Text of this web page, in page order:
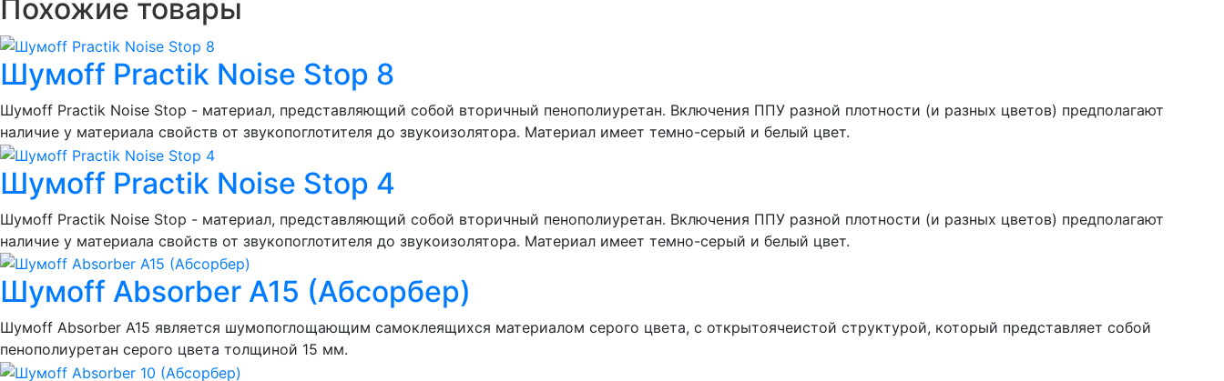
Похожие товары
Шумoff Practik Noise Stop 8
Шумоff Practik Noise Stop - материал, представляющий собой вторичный пенополиуретан. Включения ППУ разной плотности (и разных цветов) предполагают
наличие у материала свойств от звукопоглотителя до звукоизолятора. Материал имеет темно-серый и белый цвет.
Шумoff Practik Noise Stop 4
Шумоff Practik Noise Stop - материал, представляющий собой вторичный пенополиуретан. Включения ППУ разной плотности (и разных цветов) предполагают
наличие у материала свойств от звукопоглотителя до звукоизолятора. Материал имеет темно-серый и белый цвет.
Шумoff Absorber А15 (Абсорбер)
Шумоff Absorber А15 является шумопоглощающим самоклеящихся материалом серого цвета, с открытоячеистой структурой, который представляет собой
пенополиуретан серого цвета толщиной 15 мм.